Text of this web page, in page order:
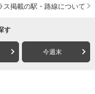
ス掲載の駅・路線について
す
今週末